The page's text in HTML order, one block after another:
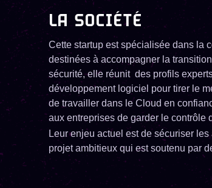
LA SOCIÉTÉ
Cette startup est spécialisée dans la
destinées à accompagner la
sécurité, elle réunit des profils
développement logiciel pour tirer le
de travailler dans le Cloud en
aux entreprises de garder le contrôle
Leur enjeu actuel est de sécuriser
projet ambitieux qui est soutenu par